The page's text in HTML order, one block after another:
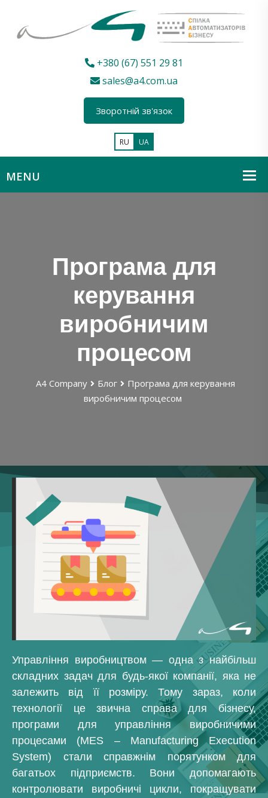
+380 (67) 551 29 81
sales@a4.com.ua
Зворотній зв'язок
RU UA
Програма для
керування
виробничим
процесом
А4 Company Блог
Програма для керування
виробничим процесом
Управління виробництвом — одна з найбільш
складних задач для будь-якої компанії, яка не
залежить від її розміру. Тому зараз, коли
технології це звична справа для бізнесу,
програми для управління виробничими
процесами (MES – Manufacturing Execution
System) стали справжнім порятунком для
багатьох підприємств. Вони допомагають
контролювати виробничі цикли, покращувати